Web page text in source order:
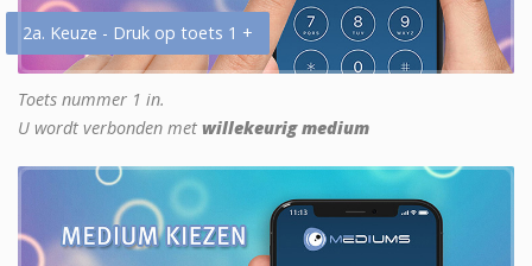
2a. Keuze - Druk op toets 1 +
Toets nummer 1 in.
U wordt verbonden met willekeurig medium